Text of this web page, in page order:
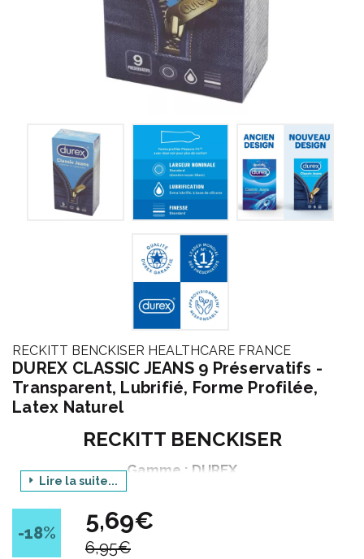
RECKITT BENCKISER HEALTHCARE FRANCE
DUREX CLASSIC JEANS 9 Préservatifs -
Transparent, Lubrifié, Forme Profilée,
Latex Naturel
RECKITT BENCKISER
Gamme : DUREX
Déclinaison : PRESERVATIFS
Produit : CLASSIC JEANS
Conditionnement : 9 préservatifs
Lire la suite...
-18% 5,69€
6,95€